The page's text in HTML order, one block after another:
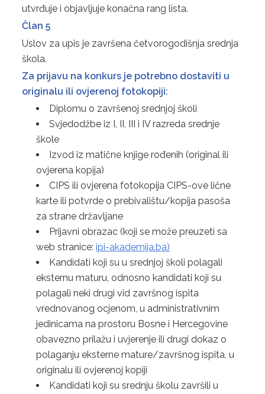
utvrđuje i objavljuje konačna rang lista.
Član 5
Uslov za upis je završena četvorogodišnja srednja
škola.
Za prijavu na konkurs je potrebno dostaviti u
originalu ili ovjerenoj fotokopiji:
Diplomu o završenoj srednjoj školi
Svjedodžbe iz I, II, III i IV razreda srednje
škole
Izvod iz matične knjige rođenih (original ili
ovjerena kopija)
CIPS ili ovjerena fotokopija CIPS-ove lične
karte ili potvrde o prebivalištu/kopija pasoša
za strane državljane
Prijavni obrazac (koji se može preuzeti sa
web stranice:ipi-akademija.ba)
Kandidati koji su u srednjoj školi polagali
eksternu maturu, odnosno kandidati koji su
polagali neki drugi vid završnog ispita
vrednovanog ocjenom, u administrativnim
jedinicama na prostoru Bosne i Hercegovine
obavezno prilažu i uvjerenje ili drugi dokaz o
polaganju eksterne mature/završnog ispita, u
originalu ili ovjerenoj kopiji
Kandidati koji su srednju školu završili u